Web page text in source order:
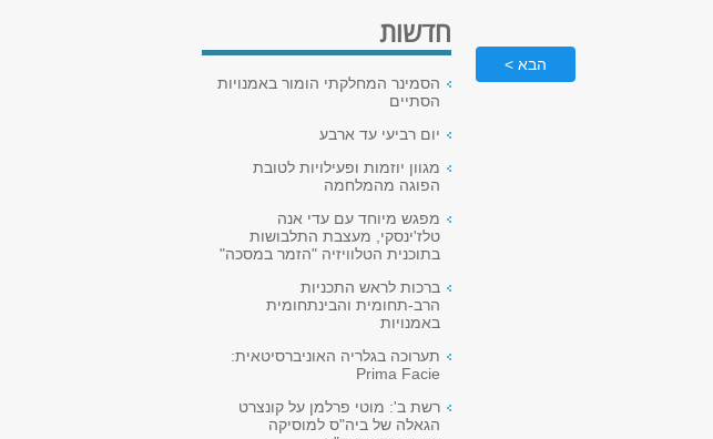
הבא >
חדשות
הסמינר המחלקתי הומור באמנויות
הסתיים
יום רביעי עד ארבע
מגוון יוזמות ופעילויות לטובת
הפוגה מהמלחמה
מפגש מיוחד עם עדי אנה
טלז'ינסקי, מעצבת התלבושות
בתוכנית הטלוויזיה "הזמר במסכה"
ברכות לראש התכניות
הרב-תחומית והבינתחומית
באמנויות
תערוכה בגלריה האוניברסיטאית:
Prima Facie
רשת ב': מוטי פרלמן על קונצרט
הגאלה של ביה"ס למוסיקה